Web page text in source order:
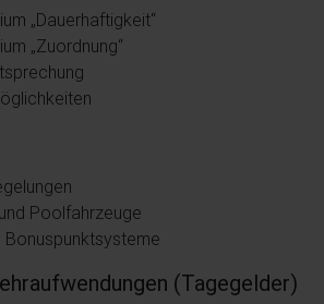
„Dauerhaftigkeit“
„Zuordnung“
Poolfahrzeuge
Bonuspunktsysteme
(Tagegelder)